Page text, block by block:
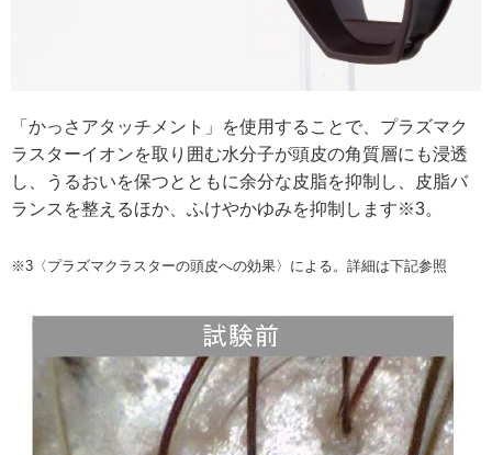
「かっさアタッチメント」を使用することで、プラズマク
ラスターイオンを取り囲む水分子が頭皮の角質層にも浸透
し、うるおいを保つとともに余分な皮脂を抑制し、皮脂バ
ランスを整えるほか、ふけやかゆみを抑制します※3。
※3〈プラズマクラスターの頭皮への効果〉による。詳細は下記参照